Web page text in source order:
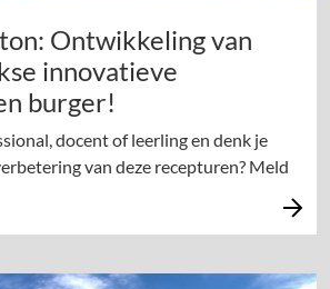
Ontwikkeling van
innovatieve
burger!
docent of leerling en denk je
van deze recepturen? Meld